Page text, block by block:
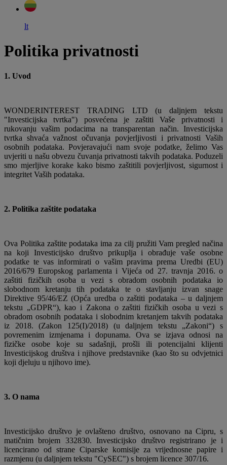
lt
Politika privatnosti
1. Uvod
WONDERINTEREST TRADING LTD (u daljnjem tekstu
"Investicijska tvrtka") posvećena je zaštiti Vaše privatnosti i
rukovanju vašim podacima na transparentan način. Investicijska
tvrtka shvaća važnost očuvanja povjerljivosti i privatnosti Vaših
osobnih podataka. Povjeravajući nam svoje podatke, želimo Vas
uvjeriti u našu obvezu čuvanja privatnosti takvih podataka. Poduzeli
smo mjerljive korake kako bismo zaštitili povjerljivost, sigurnost i
integritet Vaših podataka.
2. Politika zaštite podataka
Ova Politika zaštite podataka ima za cilj pružiti Vam pregled načina
na koji Investicijsko društvo prikuplja i obrađuje vaše osobne
podatke te vas informirati o vašim pravima prema Uredbi (EU)
2016/679 Europskog parlamenta i Vijeća od 27. travnja 2016. o
zaštiti fizičkih osoba u vezi s obradom osobnih podataka io
slobodnom kretanju tih podataka te o stavljanju izvan snage
Direktive 95/46/EZ (Opća uredba o zaštiti podataka – u daljnjem
tekstu „GDPR“), kao i Zakona o zaštiti fizičkih osoba u vezi s
obradom osobnih podataka i slobodnim kretanjem takvih podataka
iz 2018. (Zakon 125(I)/2018) (u daljnjem tekstu „Zakoni“) s
povremenim izmjenama i dopunama. Ova se izjava odnosi na
fizičke osobe koje su sadašnji, prošli ili potencijalni klijenti
Investicijskog društva i njihove predstavnike (kao što su odvjetnici
koji djeluju u njihovo ime).
3. O nama
Investicijsko društvo je ovlašteno društvo, osnovano na Cipru, s
matičnim brojem 332830. Investicijsko društvo registrirano je i
licencirano od strane Ciparske komisije za vrijednosne papire i
razmjenu (u daljnjem tekstu "CySEC") s brojem licence 307/16.